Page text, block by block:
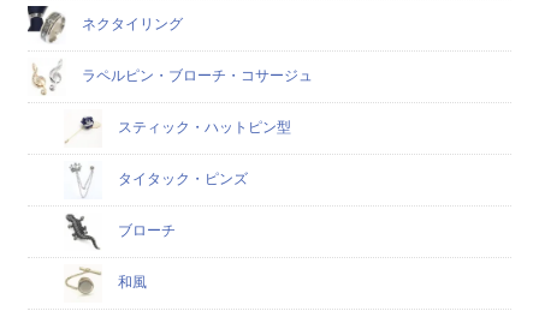
ネクタイリング
ラペルピン・ブローチ・コサージュ
スティック・ハットピン型
タイタック・ピンズ
ブローチ
和風